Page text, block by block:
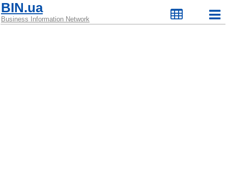
BIN.ua
Business Information Network